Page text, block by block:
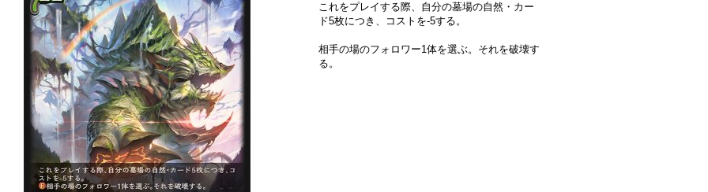
これをプレイする際、自分の墓場の自然・カー
ド5枚につき、コストを-5する。
相手の場のフォロワー1体を選ぶ。それを破壊す
る。